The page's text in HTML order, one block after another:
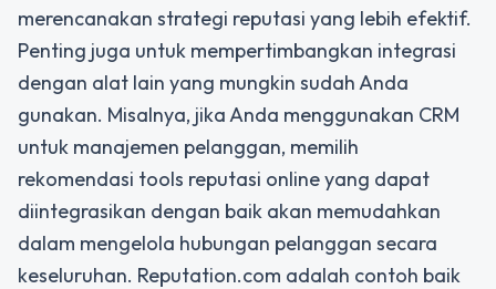
merencanakan strategi reputasi yang lebih efektif.
Penting juga untuk mempertimbangkan integrasi
dengan alat lain yang mungkin sudah Anda
gunakan. Misalnya, jika Anda menggunakan CRM
untuk manajemen pelanggan, memilih
rekomendasi tools reputasi onlineyang dapat
diintegrasikan dengan baik akan memudahkan
dalam mengelola hubungan pelanggan secara
keseluruhan. Reputation.com adalah contoh baik